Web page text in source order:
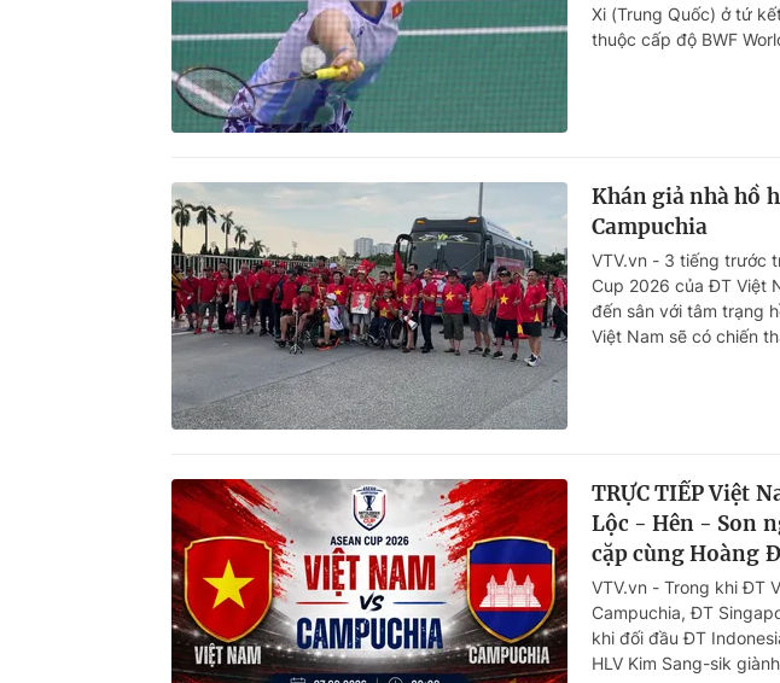
Xi (Trung Quốc) ở tứ
thuộc cấp độ BWF
Khán giả nhà hồ
Campuchia
VTV.vn - 3 tiếng trước
Cup 2026 của ĐT Việt
đến sân với tâm trạng
Việt Nam sẽ có chiến
TRỰC TIẾP Việt
Lộc - Hên - Son
cặp cùng Hoàng
VTV.vn - Trong khi ĐT
Campuchia, ĐT
khi đối đầu ĐT
HLV Kim Sang-sik